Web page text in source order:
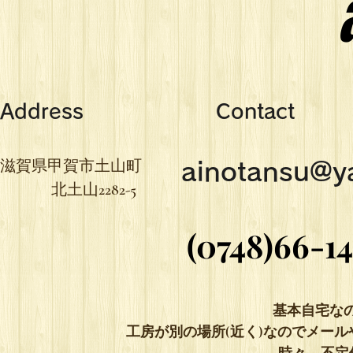
Address Contact
​滋賀県甲賀市土山町
北土山2282-5
(0748)66-
(0748)66-
基本自宅な
工房が別の場所(近く)なのでメー